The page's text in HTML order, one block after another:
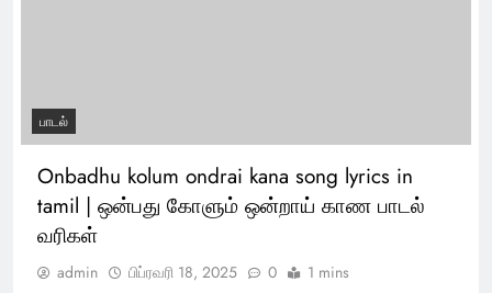
பாடல்
Onbadhu kolum ondrai kana song lyrics in
tamil | ஒன்பது கோளும் ஒன்றாய் காண பாடல்
வரிகள்
admin பிப்ரவரி 18, 2025 0 1 mins